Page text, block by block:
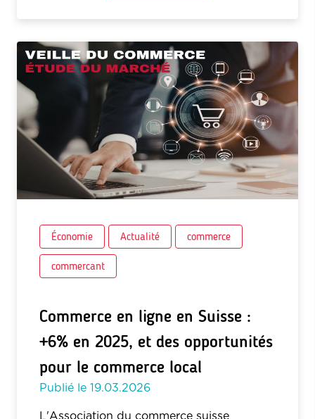
Économie Actualité commerce
commercant
Commerce en ligne en Suisse :
+6% en 2025, et des opportunités
pour le commerce local
Publié le 19.03.2026
L'Association du commerce suisse